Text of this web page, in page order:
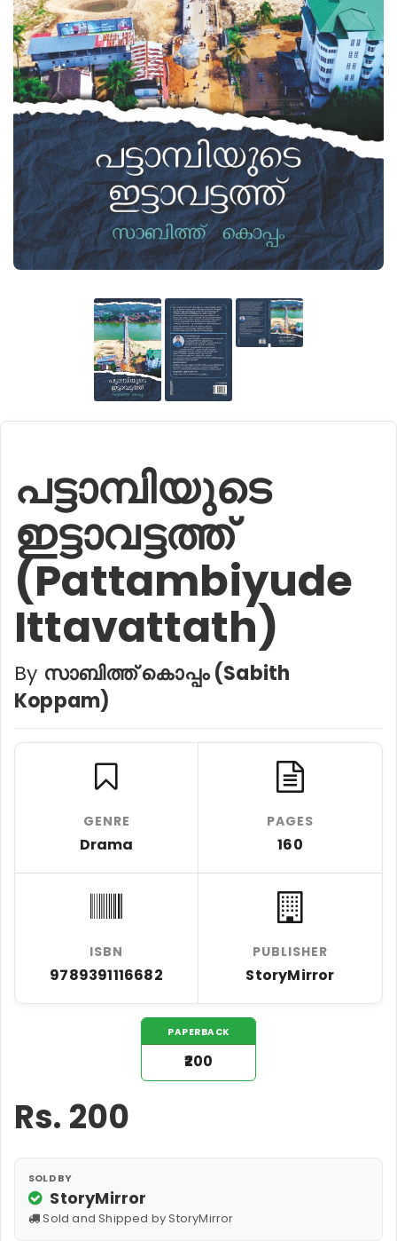
പട്ടാമ്പിയുടെ
ഇട്ടാവട്ടത്ത്
(Pattambiyude
Ittavattath)
By സാബിത്ത് കൊപ്പം (Sabith
Koppam)
GENRE
Drama
PAGES
160
ISBN
9789391116682
PUBLISHER
StoryMirror
PAPERBACK
₹200
Rs. 200
SOLD BY
StoryMirror
Sold and Shipped by StoryMirror